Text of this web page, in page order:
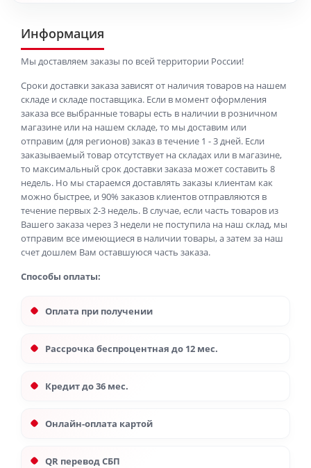
Информация
Мы доставляем заказы по всей территории России!
Сроки доставки заказа зависят от наличия товаров на нашем
складе и складе поставщика. Если в момент оформления
заказа все выбранные товары есть в наличии в розничном
магазине или на нашем складе, то мы доставим или
отправим (для регионов) заказ в течение 1 - 3 дней. Если
заказываемый товар отсутствует на складах или в магазине,
то максимальный срок доставки заказа может составить 8
недель. Но мы стараемся доставлять заказы клиентам как
можно быстрее, и 90% заказов клиентов отправляются в
течение первых 2-3 недель. В случае, если часть товаров из
Вашего заказа через 3 недели не поступила на наш склад, мы
отправим все имеющиеся в наличии товары, а затем за наш
счет дошлем Вам оставшуюся часть заказа.
Способы оплаты:
Оплата при получении
Рассрочка беспроцентная до 12 мес.
Кредит до 36 мес.
Онлайн-оплата картой
QR перевод СБП